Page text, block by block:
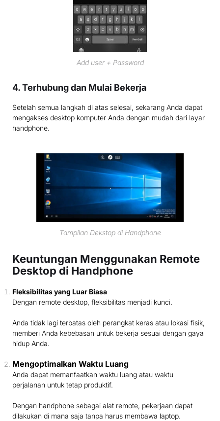
Add user + Password
4. Terhubung dan Mulai Bekerja
Setelah semua langkah di atas selesai, sekarang Anda dapat
mengakses desktop komputer Anda dengan mudah dari layar
handphone.
Tampilan Dekstop di Handphone
Keuntungan Menggunakan Remote
Desktop di Handphone
Fleksibilitas yang Luar Biasa
Dengan remote desktop, fleksibilitas menjadi kunci.
Anda tidak lagi terbatas oleh perangkat keras atau lokasi fisik,
memberi Anda kebebasan untuk bekerja sesuai dengan gaya
hidup Anda.
Mengoptimalkan Waktu Luang
Anda dapat memanfaatkan waktu luang atau waktu
perjalanan untuk tetap produktif.
Dengan handphone sebagai alat remote, pekerjaan dapat
dilakukan di mana saja tanpa harus membawa laptop.